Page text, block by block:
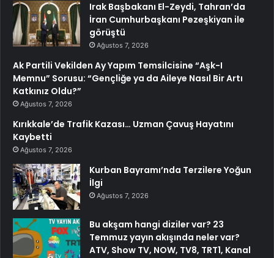
Irak Başbakanı El-Zeydi, Tahran’da
İran Cumhurbaşkanı Pezeşkiyan ile
görüştü
Ağustos 7, 2026
Ak Partili Vekilden Ay Yapım Temsilcisine “Aşk-I
Memnu” Sorusu: “Gençliğe ya da Aileye Nasıl Bir Artı
Katkınız Oldu?”
Ağustos 7, 2026
Kırıkkale’de Trafik Kazası… Uzman Çavuş Hayatını
Kaybetti
Ağustos 7, 2026
Kurban Bayramı’nda Terzilere Yoğun
İlgi
Ağustos 7, 2026
Bu akşam hangi diziler var? 23
Temmuz yayın akışında neler var?
ATV, Show TV, NOW, TV8, TRT1, Kanal